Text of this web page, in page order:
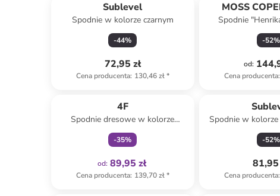
Sublevel
Spodnie w kolorze czarnym
-44%
72,95 zł
Cena producenta: 130,46 zł*
MOSS
Spodnie
-52%
od:
Cena producenta:
4F
Spodnie dresowe w kolorze
czarnym
-35%
od: 89,95 zł
Cena producenta: 139,70 zł*
Spodnie w kolorze
-52%
81,95
Cena producenta: